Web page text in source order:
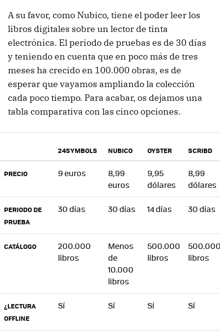
A su favor, como Nubico, tiene el poder leer los
libros digitales sobre un lector de tinta
electrónica. El periodo de pruebas es de 30 días
y teniendo en cuenta que en poco más de tres
meses ha crecido en 100.000 obras, es de
esperar que vayamos ampliando la colección
cada poco tiempo. Para acabar, os dejamos una
tabla comparativa con las cinco opciones.
24SYMBOLS NUBICO OYSTER SCRIBD
PRECIO 9 euros
8,99
euros
9,95
dólares
8,99
dólares
PERIODO DE
PRUEBA
30 días 30 días 14 días 30 días
CATÁLOGO
200.000
libros
Menos
de
10.000
libros
500.000
libros
libros
¿LECTURA
OFFLINE
Sí Sí Sí Sí